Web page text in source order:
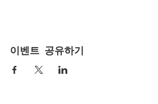
이벤트 공유하기